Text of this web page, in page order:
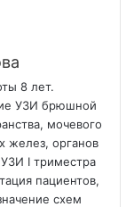
8 лет.
УЗИ брюшной
мочевого
желез, органов
I триместра
пациентов,
схем